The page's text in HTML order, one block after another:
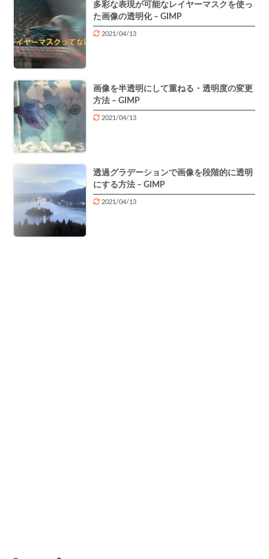
多彩な表現が可能なレイヤーマスクを使っ
た画像の透明化 – GIMP
2021/04/13
画像を半透明にして重ねる・透明度の変更
方法 – GIMP
2021/04/13
透過グラデーションで画像を段階的に透明
にする方法 – GIMP
2021/04/13